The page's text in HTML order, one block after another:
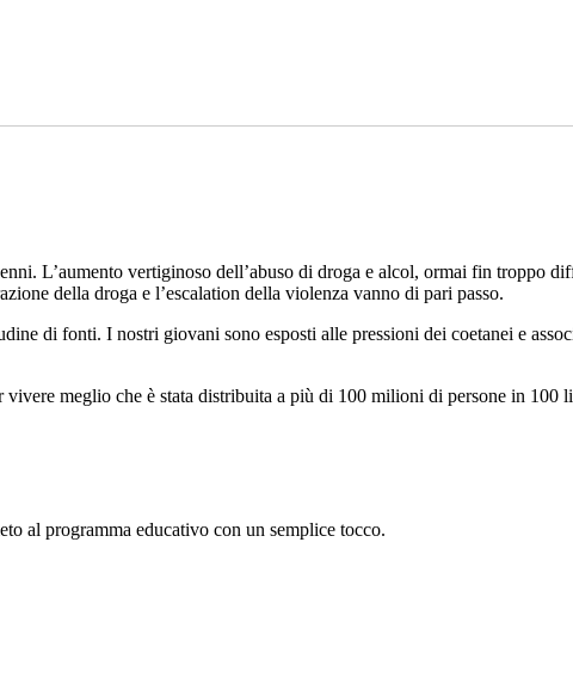
L’aumento vertiginoso dell’abuso di droga e alcol, ormai fin troppo
della droga e l’escalation della violenza vanno di pari passo.
di fonti. I nostri giovani sono esposti alle pressioni dei coetanei e
meglio che è stata distribuita a più di 100 milioni di persone in 100
al programma educativo con un semplice tocco.